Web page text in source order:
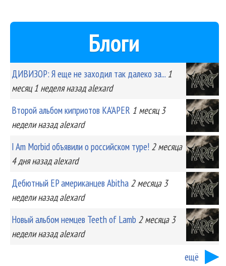
Блоги
ДИВИЗОР: Я еще не заходил так далеко за... 1
месяц 1 неделяназад alexard
Второй альбом киприотов KA'APER 1 месяц 3
неделиназад alexard
I Am Morbid объявили о российском туре! 2 месяца
4 дняназад alexard
Дебютный EP американцев Abitha 2 месяца 3
неделиназад alexard
Новый альбом немцев Teeth of Lamb 2 месяца 3
неделиназад alexard
ещё